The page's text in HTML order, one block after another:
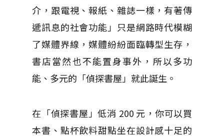
介，跟電視、報紙、雜誌一樣，有著傳
遞訊息的社會功能」只是網路時代模糊
了媒體界線，媒體紛紛面臨轉型生存，
書店當然也不能置身事外，所以多功
能、多元的「偵探書屋」就此誕生。
在「偵探書屋」低消 200 元，你可以買
本書、點杯飲料甜點坐在設計感十足的